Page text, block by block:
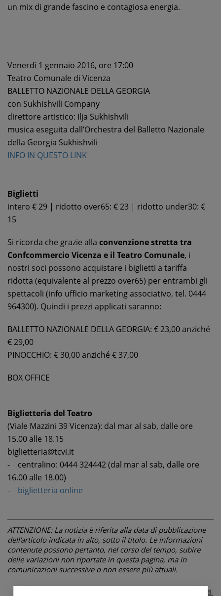
un mix di grande fascino e contagiosa energia.
Venerdì 1 gennaio 2016, ore 17:00
Teatro Comunale di Vicenza
BALLETTO NAZIONALE DELLA GEORGIA
con Sukhishvili Company
direttore artistico: Ilja Sukhishvili
musica eseguita dall’Orchestra del Balletto Nazionale
della Georgia Sukhishvili
INFO IN QUESTO LINK
Biglietti
intero € 29 | ridotto over65: € 23 | ridotto under30: €
15
Si ricorda che grazie alla convenzione stretta tra
Confcommercio Vicenza e il Teatro Comunale, i
nostri soci possono acquistare i biglietti a tariffa
ridotta (equivalente al prezzo over65) per entrambi gli
spettacoli (info ufficio marketing associativo, tel. 0444
964300). Quindi i prezzi applicati saranno:
BALLETTO NAZIONALE DELLA GEORGIA: € 23,00 anziché
€ 29,00
PINOCCHIO: € 30,00 anziché € 37,00
BOX OFFICE
Biglietteria del Teatro
(Viale Mazzini 39 Vicenza): dal mar al sab, dalle ore
15.00 alle 18.15
biglietteria@tcvi.it
- centralino: 0444 324442 (dal mar al sab, dalle ore
16.00 alle 18.00)
- biglietteria online
ATTENZIONE: La notizia è riferita alla data di pubblicazione
dell'articolo indicata in alto, sotto il titolo. Le informazioni
contenute possono pertanto, nel corso del tempo, subire
delle variazioni non riportate in questa pagina, ma in
comunicazioni successive o non essere più attuali.